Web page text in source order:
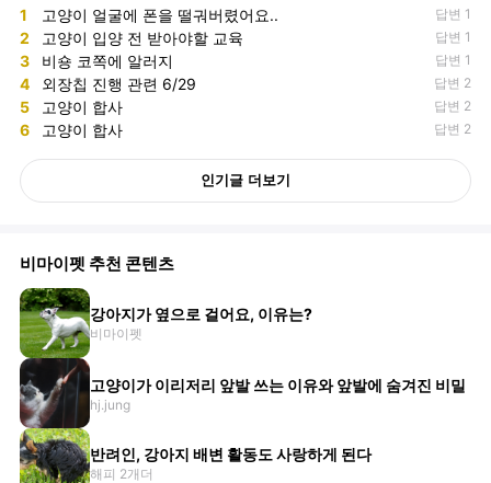
1 고양이 얼굴에 폰을 떨궈버렸어요.. 답변 1
2 고양이 입양 전 받아야할 교육 답변 1
3 비숑 코쪽에 알러지 답변 1
4 외장칩 진행 관련 6/29 답변 2
5 고양이 합사 답변 2
6 고양이 합사 답변 2
인기글 더보기
비마이펫 추천 콘텐츠
강아지가 옆으로 걸어요, 이유는?
비마이펫
고양이가 이리저리 앞발 쓰는 이유와 앞발에 숨겨진 비밀
hj.jung
반려인, 강아지 배변 활동도 사랑하게 된다
해피 2개더